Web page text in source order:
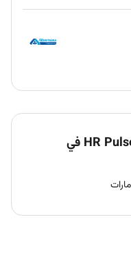
هل تبحث عن وظائف HR Pulse Jobs في